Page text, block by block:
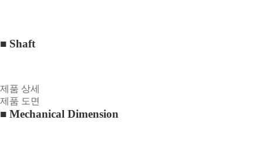
■ Shaft
제품 상세
제품 도면
■ Mechanical Dimension